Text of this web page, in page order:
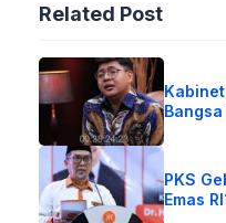
Related Post
PKS
Emas